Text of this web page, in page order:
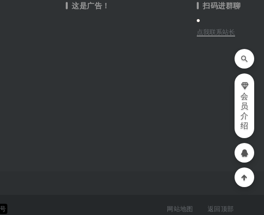
这是广告！ 扫码进群聊
点我联系站长
网站地图 返回顶部
会
员
介
绍